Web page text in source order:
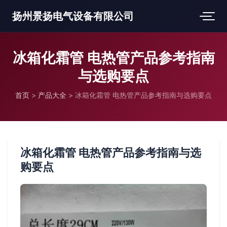
扬州景扬电气设备有限公司
冰箱化霜管 电热管产品参考指南
与选购要点
首页 > 产品大全 > 冰箱化霜管 电热管产品参考指南与选购要点
冰箱化霜管 电热管产品参考指南与选
购要点